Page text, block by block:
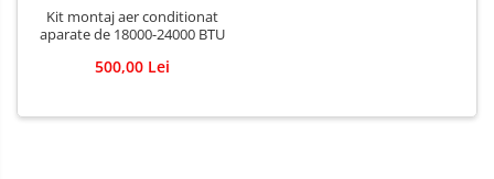
Kit montaj aer conditionat
aparate de 18000-24000 BTU
500,00 Lei